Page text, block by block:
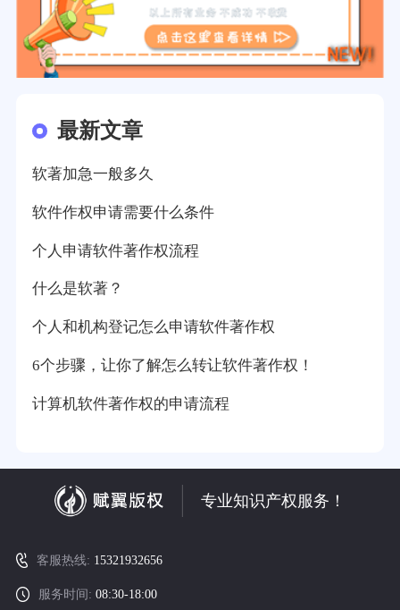
最新文章
软著加急一般多久
软件作权申请需要什么条件
个人申请软件著作权流程
什么是软著？
个人和机构登记怎么申请软件著作权
6个步骤，让你了解怎么转让软件著作权！
计算机软件著作权的申请流程
专业知识产权服务！
客服热线: 15321932656
服务时间: 08:30-18:00